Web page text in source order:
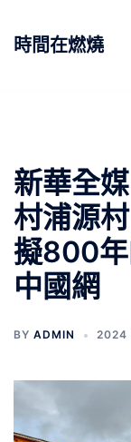
時間在燃燒
新華全
村浦源
擬800年
中國網
BY ADMIN 2024